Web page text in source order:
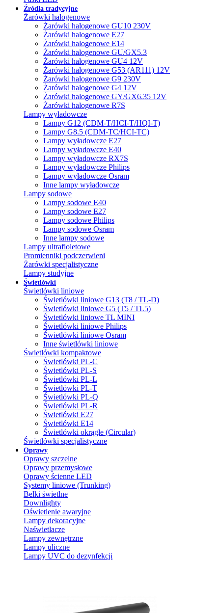
Źródła tradycyjne
Żarówki halogenowe
Żarówki halogenowe GU10 230V
Żarówki halogenowe E27
Żarówki halogenowe E14
Żarówki halogenowe GU/GX5.3
Żarówki halogenowe GU4 12V
Żarówki halogenowe G53 (AR111) 12V
Żarówki halogenowe G9 230V
Żarówki halogenowe G4 12V
Żarówki halogenowe GY/GX6.35 12V
Żarówki halogenowe R7S
Lampy wyładowcze
Lampy G12 (CDM-T/HCI-T/HQI-T)
Lampy G8.5 (CDM-TC/HCI-TC)
Lampy wyładowcze E27
Lampy wyładowcze E40
Lampy wyładowcze RX7S
Lampy wyładowcze Philips
Lampy wyładowcze Osram
Inne lampy wyładowcze
Lampy sodowe
Lampy sodowe E40
Lampy sodowe E27
Lampy sodowe Philips
Lampy sodowe Osram
Inne lampy sodowe
Lampy ultrafioletowe
Promienniki podczerwieni
Żarówki specjalistyczne
Lampy studyjne
Świetlówki
Świetlówki liniowe
Świetlówki liniowe G13 (T8 / TL-D)
Świetlówki liniowe G5 (T5 / TL5)
Świetlówki liniowe TL MINI
Świetlówki liniowe Philips
Świetlówki liniowe Osram
Inne świetlówki liniowe
Świetlówki kompaktowe
Świetlówki PL-C
Świetlówki PL-S
Świetlówki PL-L
Świetlówki PL-T
Świetlówki PL-Q
Świetlówki PL-R
Świetlówki E27
Świetlówki E14
Świetlówki okrągłe (Circular)
Świetlówki specjalistyczne
Oprawy
Oprawy szczelne
Oprawy przemysłowe
Oprawy ścienne LED
Systemy liniowe (Trunking)
Belki świetlne
Downlighty
Oświetlenie awaryjne
Lampy dekoracyjne
Naświetlacze
Lampy zewnętrzne
Lampy uliczne
Lampy UVC do dezynfekcji